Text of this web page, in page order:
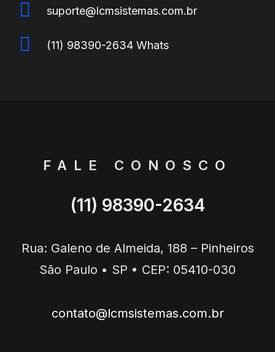
suporte@lcmsistemas.com.br
(11) 98390-2634 Whats
FALE CONOSCO
(11) 98390-2634
Rua: Galeno de Almeida, 188 – Pinheiros
São Paulo • SP • CEP: 05410-030
contato@lcmsistemas.com.br